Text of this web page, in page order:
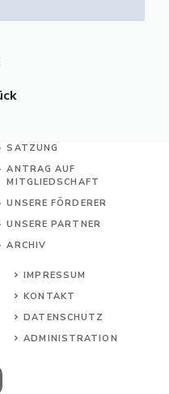
SATZUNG
ANTRAG AUF
MITGLIEDSCHAFT
UNSERE FÖRDERER
UNSERE PARTNER
ARCHIV
IMPRESSUM
KONTAKT
DATENSCHUTZ
ADMINISTRATION